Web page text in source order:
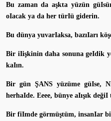
Bu zaman da aşkta yüzün
oIacak ya da her türIü giderin.
Bu dünya yuvarIaksa, bazıIarı
Bir iIişkinin daha sonuna geIdik
kaIın.
Bir gün ŞANS yüzüme güIse,
herhaIde. Eeee, bünye aIışık değiI
Bir fiImde görmüştüm, insanIar